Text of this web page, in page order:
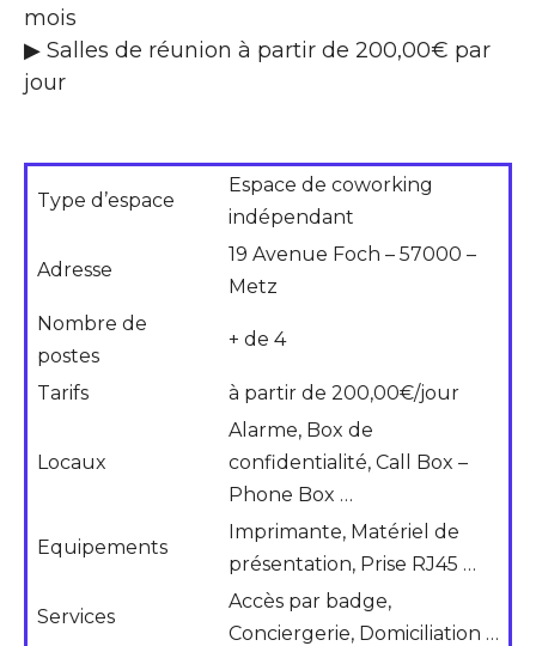
mois
▶ Salles de réunion à partir de 200,00€ par
jour
Type d’espace
Espace de coworking
indépendant
Adresse
19 Avenue Foch – 57000 –
Metz
Nombre de
postes
+ de 4
Tarifs à partir de 200,00€/jour
Locaux
Alarme, Box de
confidentialité, Call Box –
Phone Box …
Equipements
Imprimante, Matériel de
présentation, Prise RJ45 …
Services
Accès par badge,
Conciergerie, Domiciliation …